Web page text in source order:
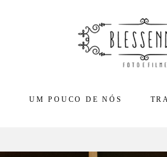
UM POUCO DE NÓS